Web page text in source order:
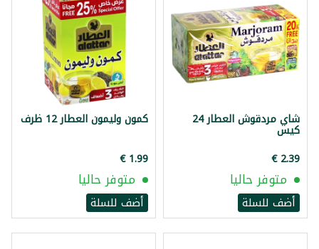
شاي مردقوش العطار 24
كيس
متوفر حاليا
أضف للسلة
كمون وليمون العطار 12 ظرف
متوفر حاليا
أضف للسلة